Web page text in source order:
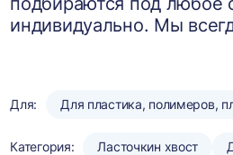
индивидуально. Мы
Для: Для пластика, полимеров,
Категория: Ласточкин хвост